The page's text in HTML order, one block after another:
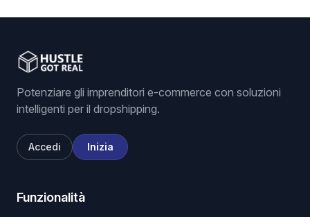
Potenziare gli imprenditori e-commerce con soluzioni
intelligenti per il dropshipping.
Accedi Inizia
Funzionalità